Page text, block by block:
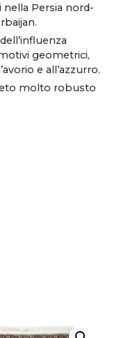
Persia nord-
geometrici,
e all’azzurro.
molto robusto